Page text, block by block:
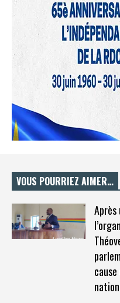
VOUS POURRIEZ AIMER…